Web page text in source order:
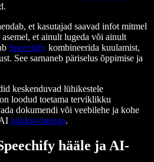
et kasutajad saavad infot mitmel
et ainult lugeda või ainult
Speechify kombineerida kuulamist,
See sarnaneb päriselus õppimise ja
keskenduvad lühikestele
on loodud toetama terviklikku
dokumendi või veebilehe ja kohe
kokkuvõtetega.
hääle ja AI-